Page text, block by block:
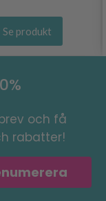
Se produkt
och få
rabatter!